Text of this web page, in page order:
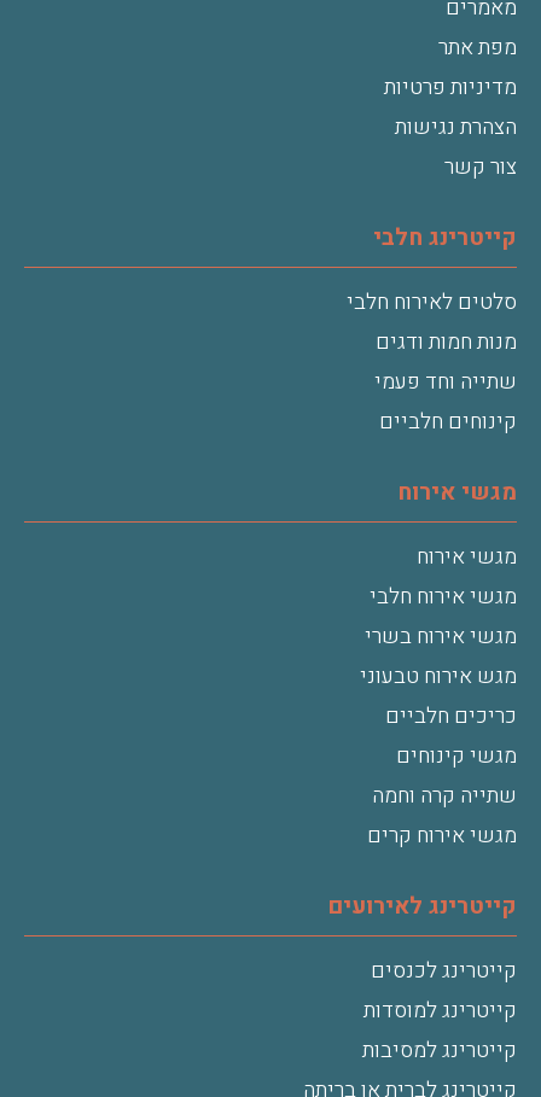
מאמרים
מפת אתר
מדיניות פרטיות
הצהרת נגישות
צור קשר
קייטרינג חלבי
סלטים לאירוח חלבי
מנות חמות ודגים
שתייה וחד פעמי
קינוחים חלביים
מגשי אירוח
מגשי אירוח
מגשי אירוח חלבי
מגשי אירוח בשרי
מגש אירוח טבעוני
כריכים חלביים
מגשי קינוחים
שתייה קרה וחמה
מגשי אירוח קרים
קייטרינג לאירועים
קייטרינג לכנסים
קייטרינג למוסדות
קייטרינג למסיבות
קייטרינג לברית או בריתה